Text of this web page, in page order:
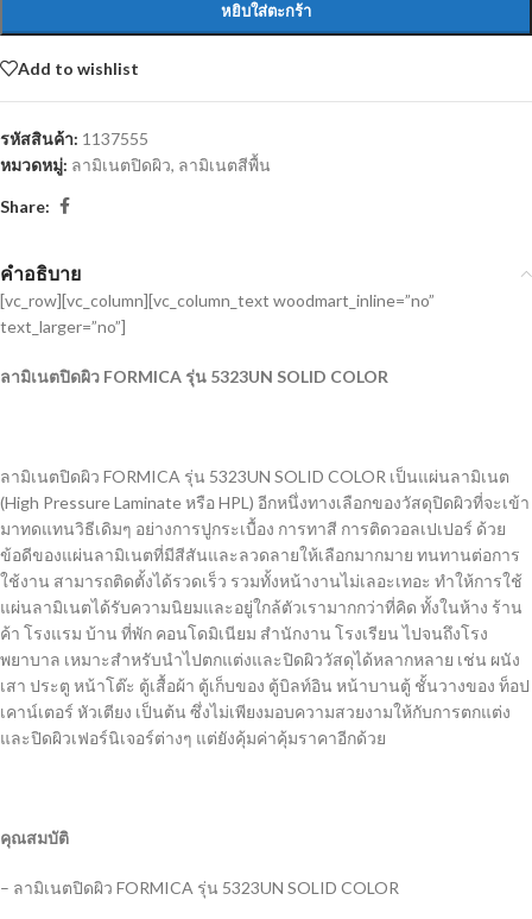
หยิบใส่ตะกร้า
Add to wishlist
รหัสสินค้า: 1137555
หมวดหมู่: ลามิเนตปิดผิว, ลามิเนตสีพื้น
Share:
คำอธิบาย
[vc_row][vc_column][vc_column_text woodmart_inline=”no”
text_larger=”no”]
ลามิเนตปิดผิว FORMICA รุ่น 5323UN SOLID COLOR
ลามิเนตปิดผิว FORMICA รุ่น 5323UN SOLID COLOR เป็นแผ่นลามิเนต
(High Pressure Laminate หรือ HPL) อีกหนึ่งทางเลือกของวัสดุปิดผิวที่จะเข้า
มาทดแทนวิธีเดิมๆ อย่างการปูกระเบื้อง การทาสี การติดวอลเปเปอร์ ด้วย
ข้อดีของแผ่นลามิเนตที่มีสีสันและลวดลายให้เลือกมากมาย ทนทานต่อการ
ใช้งาน สามารถติดตั้งได้รวดเร็ว รวมทั้งหน้างานไม่เลอะเทอะ ทำให้การใช้
แผ่นลามิเนตได้รับความนิยมและอยู่ใกล้ตัวเรามากกว่าที่คิด ทั้งในห้าง ร้าน
ค้า โรงแรม บ้าน ที่พัก คอนโดมิเนียม สำนักงาน โรงเรียน ไปจนถึงโรง
พยาบาล เหมาะสำหรับนำไปตกแต่งและปิดผิววัสดุได้หลากหลาย เช่น ผนัง
เสา ประตู หน้าโต๊ะ ตู้เสื้อผ้า ตู้เก็บของ ตู้บิลท์อิน หน้าบานตู้ ชั้นวางของ ท็อป
เคาน์เตอร์ หัวเตียง เป็นต้น ซึ่งไม่เพียงมอบความสวยงามให้กับการตกแต่ง
และปิดผิวเฟอร์นิเจอร์ต่างๆ แต่ยังคุ้มค่าคุ้มราคาอีกด้วย
คุณสมบัติ
– ลามิเนตปิดผิว FORMICA รุ่น 5323UN SOLID COLOR